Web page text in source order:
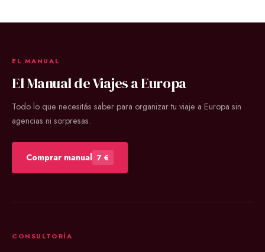
EL MANUAL
El Manual de Viajes a Europa
Todo lo que necesitás saber para organizar tu viaje a Europa sin
agencias ni sorpresas.
Comprar manual 7 €
CONSULTORÍA